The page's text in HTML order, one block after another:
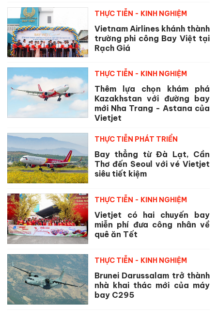
THỰC TIỄN - KINH NGHIỆM
Vietnam Airlines khánh thành
trường phi công Bay Việt tại
Rạch Giá
THỰC TIỄN - KINH NGHIỆM
Thêm lựa chọn khám phá
Kazakhstan với đường bay
mới Nha Trang - Astana của
Vietjet
THỰC TIỄN PHÁT TRIỂN
Bay thẳng từ Đà Lạt, Cần
Thơ đến Seoul với vé Vietjet
siêu tiết kiệm
THỰC TIỄN - KINH NGHIỆM
Vietjet có hai chuyến bay
miễn phí đưa công nhân về
quê ăn Tết
THỰC TIỄN - KINH NGHIỆM
Brunei Darussalam trở thành
nhà khai thác mới của máy
bay C295